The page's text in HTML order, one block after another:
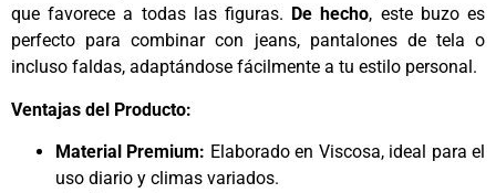
que favorece a todas las figuras. De hecho, este buzo es
perfecto para combinar con jeans, pantalones de tela o
incluso faldas, adaptándose fácilmente a tu estilo personal.
Ventajas del Producto:
Material Premium: Elaborado en Viscosa, ideal para el
uso diario y climas variados.